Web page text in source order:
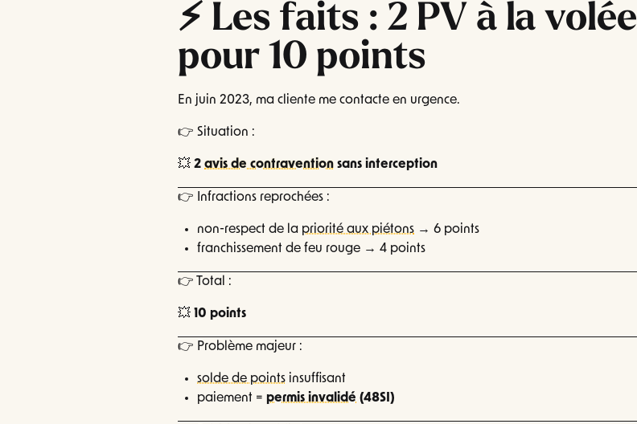
⚡ Les faits : 2 PV à la volée
pour 10 points
En juin 2023, ma cliente me contacte en urgence.
👉 Situation :
💥2avis de contravention sans interception
👉 Infractions reprochées :
non-respect de la priorité aux piétons → 6 points
franchissement de feu rouge → 4 points
👉 Total :
💥10 points
👉 Problème majeur :
solde de points insuffisant
paiement =permis invalidé (48SI)